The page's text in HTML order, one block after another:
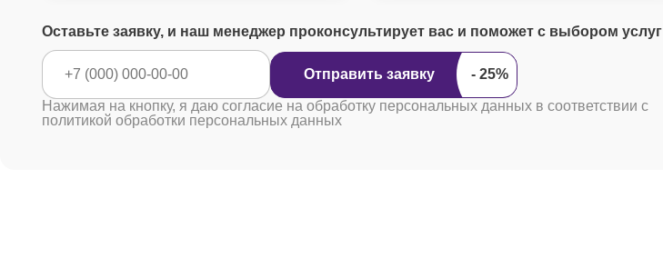
Оставьте заявку, и наш менеджер проконсультирует вас и поможет с выбором услуг
Отправить заявку
Нажимая на кнопку, я даю согласие на обработку персональных данных в соответствии с
политикой обработки персональных данных